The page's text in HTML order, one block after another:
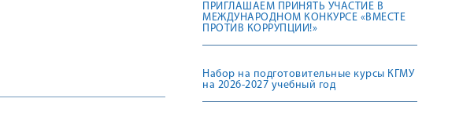
ПРИГЛАШАЕМ ПРИНЯТЬ УЧАСТИЕ В
МЕЖДУНАРОДНОМ КОНКУРСЕ «ВМЕСТЕ
ПРОТИВ КОРРУПЦИИ!»
Набор на подготовительные курсы КГМУ
на 2026-2027 учебный год